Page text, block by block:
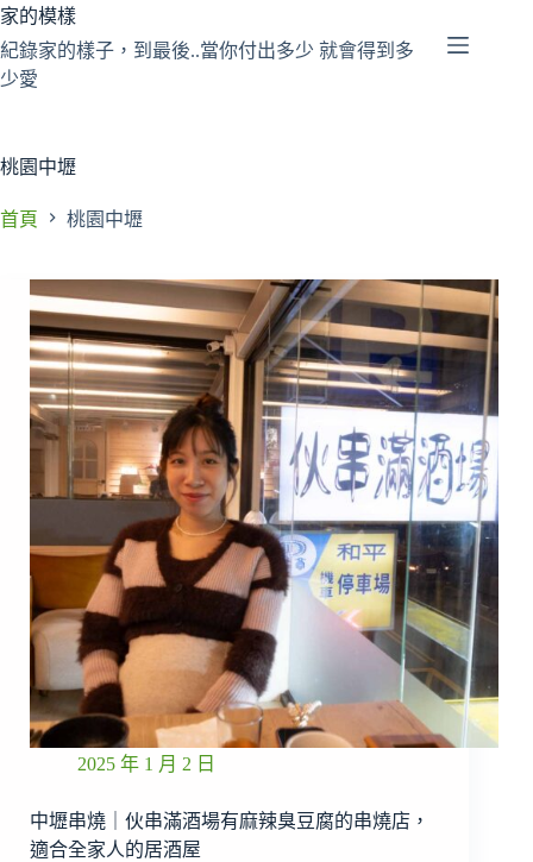
跳
至
主
容
家的模樣
紀錄家的樣子，到最後..當你付出多少 就會得到多
少愛
桃園中壢
首頁 桃園中壢
2025 年 1 月 2 日
中壢串燒｜伙串滿酒場有麻辣臭豆腐的串燒店，
適合全家人的居酒屋